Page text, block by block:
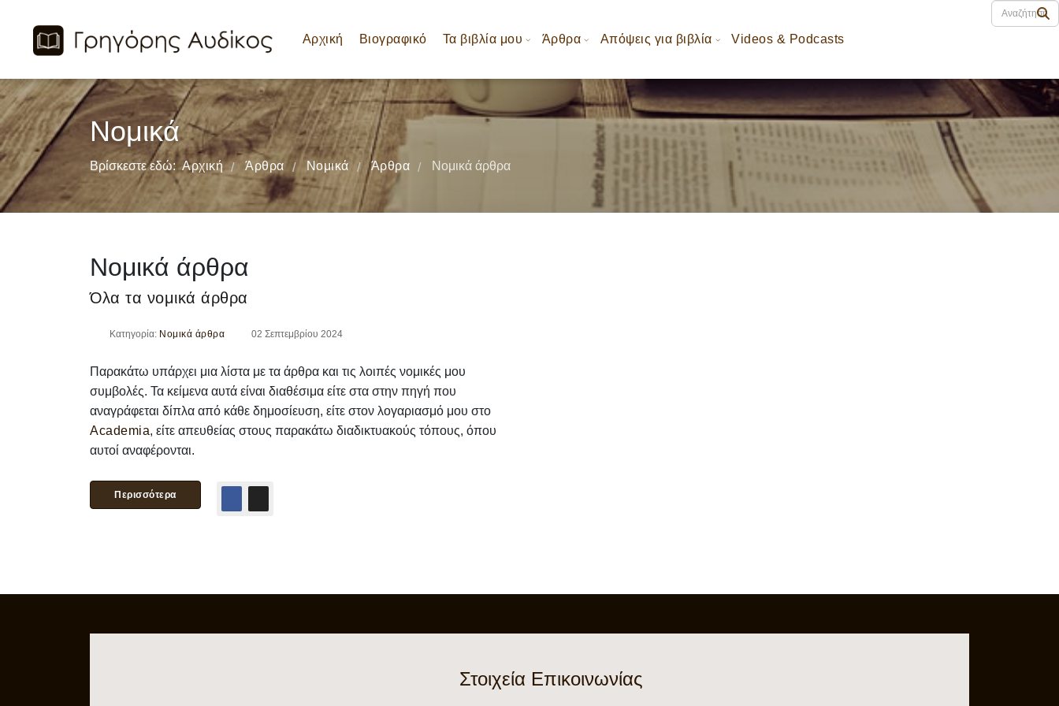
Αρχική Βιογραφικό Τα βιβλία μου Άρθρα Απόψεις για βιβλία Videos & Podcasts
Νομικά
Βρίσκεστε εδώ:Αρχική / Άρθρα / Νομικά / Άρθρα / Νομικά άρθρα
Νομικά άρθρα
Όλα τα νομικά άρθρα
Κατηγορία: Νομικά άρθρα 02 Σεπτεμβρίου 2024
Παρακάτω υπάρχει μια λίστα με τα άρθρα και τις λοιπές νομικές μου
συμβολές. Τα κείμενα αυτά είναι διαθέσιμα είτε στα στην πηγή που
αναγράφεται δίπλα από κάθε δημοσίευση, είτε στον λογαριασμό μου στο
Academia, είτε απευθείας στους παρακάτω διαδικτυακούς τόπους, όπου
αυτοί αναφέρονται.
Περισσότερα
Στοιχεία Επικοινωνίας